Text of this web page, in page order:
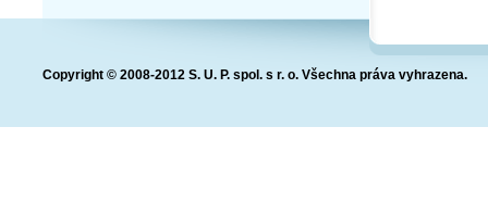
Copyright © 2008-2012 S. U. P. spol. s r. o. Všechna práva vyhrazena.